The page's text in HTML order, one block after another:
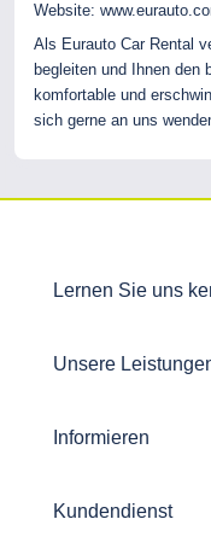
Website:
Als Eurauto Car Rental
begleiten und Ihnen den
komfortable und
sich gerne an uns
Lernen Sie uns
Unsere
Informieren
Kundendienst